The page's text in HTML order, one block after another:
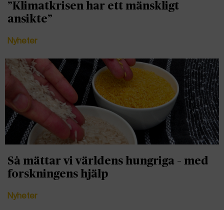
”Klimatkrisen har ett mänskligt
ansikte”
Nyheter
Så mättar vi världens hungriga – med
forskningens hjälp
Nyheter